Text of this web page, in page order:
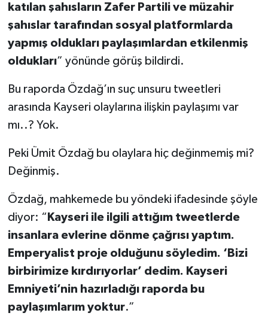
katılan şahısların Zafer Partili ve müzahir
şahıslar tarafından sosyal platformlarda
yapmış oldukları paylaşımlardan etkilenmiş
oldukları” yönünde görüş bildirdi.
Bu raporda Özdağ’ın suç unsuru tweetleri
arasında Kayseri olaylarına ilişkin paylaşımı var
mı..? Yok.
Peki Ümit Özdağ bu olaylara hiç değinmemiş mi?
Değinmiş.
Özdağ, mahkemede bu yöndeki ifadesinde şöyle
diyor: “ Kayseri ile ilgili attığım tweetlerde
insanlara evlerine dönme çağrısı yaptım.
Emperyalist proje olduğunu söyledim. ‘Bizi
birbirimize kırdırıyorlar’ dedim. Kayseri
Emniyeti’nin hazırladığı raporda bu
paylaşımlarım yoktur.”